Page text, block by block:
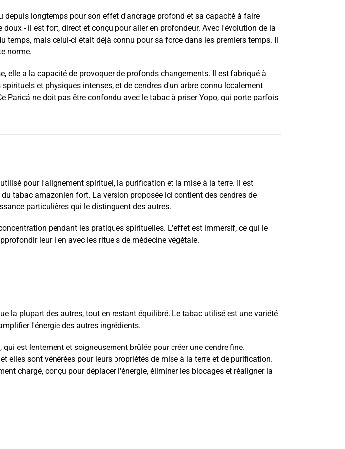
longtemps pour son effet d'ancrage profond et sa capacité à faire
- il est fort, direct et conçu pour aller en profondeur. Avec l'évolution de la
mais celui-ci était déjà connu pour sa force dans les premiers temps. Il
norme.
elle a la capacité de provoquer de profonds changements. Il est fabriqué à
et physiques intenses, et de cendres d'un arbre connu localement
Paricá ne doit pas être confondu avec le tabac à priser Yopo, qui porte parfois
pour l'alignement spirituel, la purification et la mise à la terre. Il est
tabac amazonien fort. La version proposée ici contient des cendres de
particulières qui le distinguent des autres.
pendant les pratiques spirituelles. L'effet est immersif, ce qui le
leur lien avec les rituels de médecine végétale.
la plupart des autres, tout en restant équilibré. Le tabac utilisé est une variété
l'énergie des autres ingrédients.
qui est lentement et soigneusement brûlée pour créer une cendre fine.
et elles sont vénérées pour leurs propriétés de mise à la terre et de purification.
chargé, conçu pour déplacer l'énergie, éliminer les blocages et réaligner la